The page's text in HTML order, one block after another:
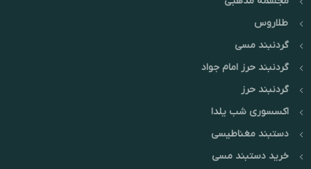
طلاروس
گردنبند مسی
گردنبند حرز امام جواد
گردنبند حرز
اکسسوری شب یلدا
دستبند مغناطیسی
خرید دستبند مسی